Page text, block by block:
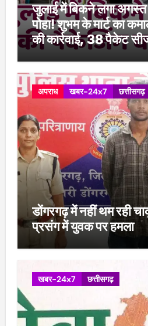
जुलाई में बिकने लगा अगस्त
पोहा! शुभम के मार्ट का
की कार्रवाई, 38 पैकेट
अपराध खबर-24x7 छत्तीसगढ़
डोंगरगढ़ में नहीं थम रही
प्रसंग में युवक पर हमला
खबर-24x7 छत्तीसगढ़